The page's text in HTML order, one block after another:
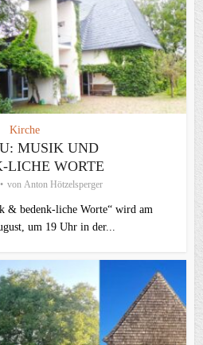
Kirche
MUSIK UND
LICHE WORTE
von Anton Hötzelsperger
& bedenk-liche Worte“ wird am
um 19 Uhr in der...